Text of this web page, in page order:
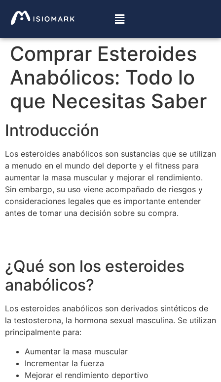
Comprar Esteroides
Anabólicos: Todo lo
que Necesitas Saber
Introducción
Los esteroides anabólicos son sustancias que se utilizan
a menudo en el mundo del deporte y el fitness para
aumentar la masa muscular y mejorar el rendimiento.
Sin embargo, su uso viene acompañado de riesgos y
consideraciones legales que es importante entender
antes de tomar una decisión sobre su compra.
¿Qué son los esteroides
anabólicos?
Los esteroides anabólicos son derivados sintéticos de
la testosterona, la hormona sexual masculina. Se utilizan
principalmente para:
Aumentar la masa muscular
Incrementar la fuerza
Mejorar el rendimiento deportivo